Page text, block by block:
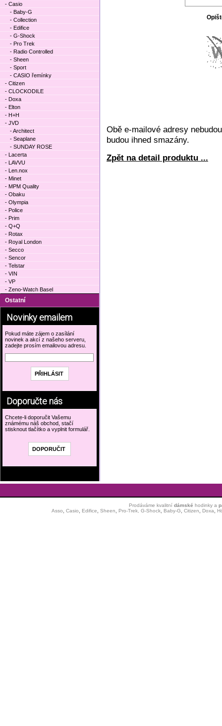
Obě e-mailové adresy
budou ihned smazány.
Zpět na detail produktu ...
- Casio
- Baby-G
- Collection
- Edifice
- G-Shock
- Pro Trek
- Radio Controlled
- Sheen
- Sport
- CASIO řemínky
- Citizen
- CLOCKODILE
- Doxa
- Elton
- H+H
- JVD
- Architect
- Seaplane
- SUNDAY ROSE
- Lacerta
- LAVVU
- Len.nox
- Minet
- MPM Quality
- Obaku
- Olympia
- Police
- Prim
- Q+Q
- Rotax
- Royal London
- Secco
- Sencor
- Telstar
- VIN
- VP
- Zeno-Watch Basel
Ostatní
Novinky emailem
Pokud máte zájem o zasílání
novinek a akcí z našeho serveru,
zadejte prosím emailovou adresu.
Doporučte nás
Chcete-li doporučit Vašemu
známému náš obchod, stačí
stisknout tlačítko a vyplnit formulář.
Prodáváme kvalitní dámské hodinkya
Asso
Casio Edifice Sheen Pro-Trek, G-Shock, Baby-G Citizen Doxa